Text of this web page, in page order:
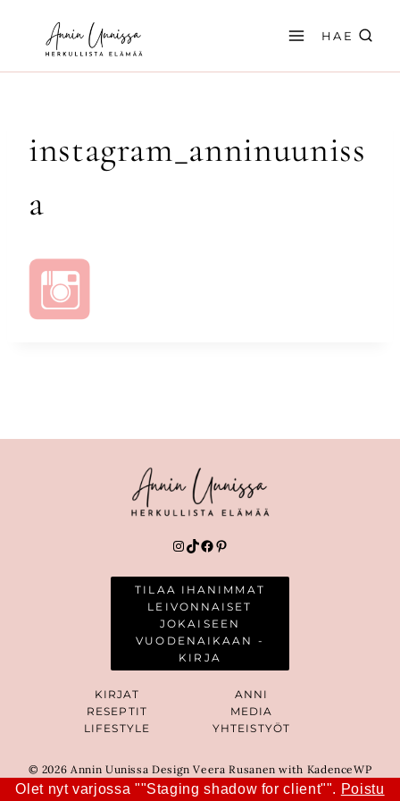
sisältöön
HAE
instagram_anninuuniss
a
Instagram
TikTok
Facebook
Pinterest
TILAA IHANIMMAT
LEIVONNAISET
JOKAISEEN
VUODENAIKAAN -
KIRJA
KIRJAT
RESEPTIT
LIFESTYLE
ANNI
MEDIA
YHTEISTYÖT
© 2026 Annin Uunissa Design Veera Rusanen with KadenceWP
Olet nyt varjossa ""Staging shadow for client"". Poistu